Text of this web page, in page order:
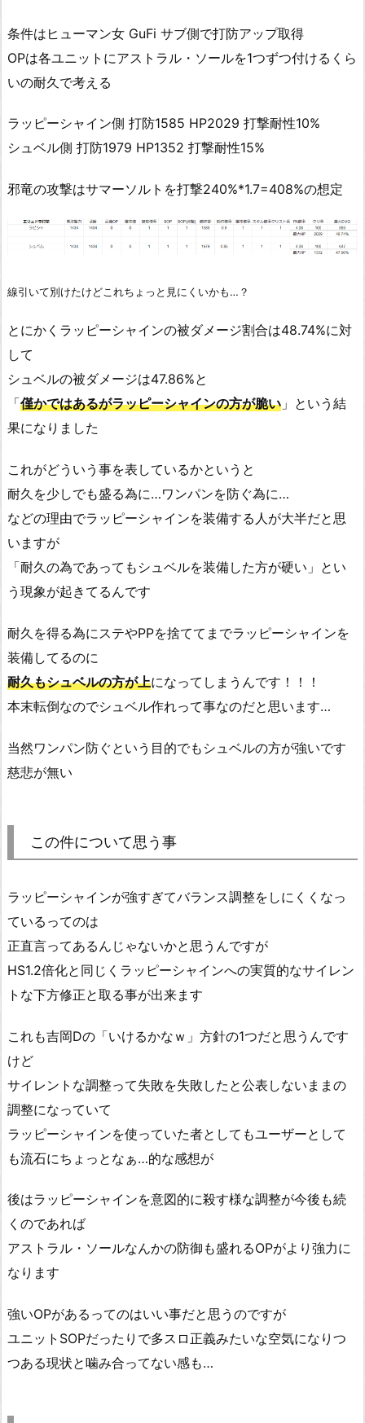
条件はヒューマン女 GuFi サブ側で打防アップ取得
OPは各ユニットにアストラル・ソールを1つずつ付けるくら
いの耐久で考える
ラッピーシャイン側 打防1585 HP2029 打撃耐性10%
シュベル側 打防1979 HP1352 打撃耐性15%
邪竜の攻撃はサマーソルトを打撃240%*1.7=408%の想定
線引いて別けたけどこれちょっと見にくいかも…？
とにかくラッピーシャインの被ダメージ割合は48.74%に対
して
シュベルの被ダメージは47.86%と
「僅かではあるがラッピーシャインの方が脆い 」という結
果になりました
これがどういう事を表しているかというと
耐久を少しでも盛る為に…ワンパンを防ぐ為に…
などの理由でラッピーシャインを装備する人が大半だと思
いますが
「耐久の為であってもシュベルを装備した方が硬い」とい
う現象が起きてるんです
耐久を得る為にステやPPを捨ててまでラッピーシャインを
装備してるのに
耐久もシュベルの方が上になってしまうんです！！！
本末転倒なのでシュベル作れって事なのだと思います…
当然ワンパン防ぐという目的でもシュベルの方が強いです
慈悲が無い
この件について思う事
ラッピーシャインが強すぎてバランス調整をしにくくなっ
ているってのは
正直言ってあるんじゃないかと思うんですが
HS1.2倍化と同じくラッピーシャインへの実質的なサイレン
トな下方修正と取る事が出来ます
これも吉岡Dの「いけるかなｗ」方針の1つだと思うんです
けど
サイレントな調整って失敗を失敗したと公表しないままの
調整になっていて
ラッピーシャインを使っていた者としてもユーザーとして
も流石にちょっとなぁ…的な感想が
後はラッピーシャインを意図的に殺す様な調整が今後も続
くのであれば
アストラル・ソールなんかの防御も盛れるOPがより強力に
なります
強いOPがあるってのはいい事だと思うのですが
ユニットSOPだったりで多スロ正義みたいな空気になりつ
つある現状と噛み合ってない感も…